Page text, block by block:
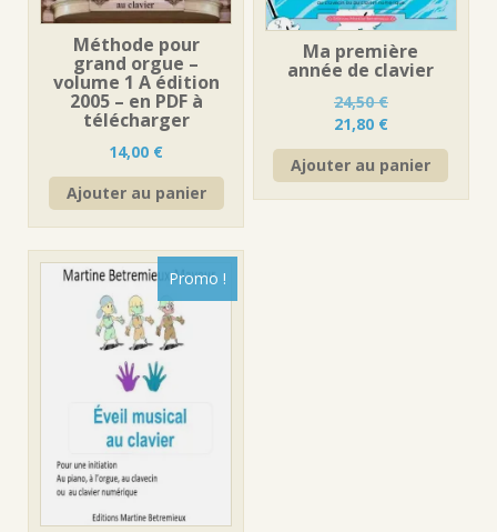
Méthode pour
grand orgue –
volume 1 A édition
2005 – en PDF à
télécharger
14,00 €
Ajouter au panier
Ma première
année de clavier
24,50€
Le
prix
initial
21,80 €Le
prix
actuel
Ajouter au panier
Promo !